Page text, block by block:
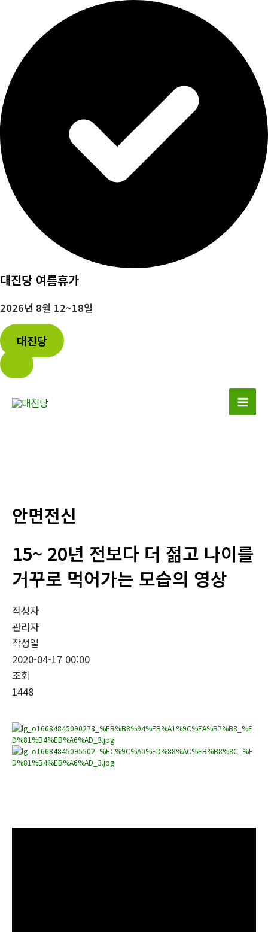
대진당 여름휴가
2026년 8월 12~18일
대진당
Main
안면전신
15~ 20년 전보다 더 젊고 나이를
거꾸로 먹어가는 모습의 영상
작성자
관리자
작성일
2020-04-17 00:00
조회
1448